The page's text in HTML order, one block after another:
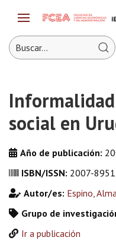
social en
Año de publicación:
ISBN/ISSN: 2007-8951
Autor/es: Espino,
Grupo de
Ir a publicación